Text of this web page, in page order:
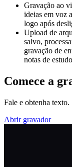
Gravação ao
ideias em voz
logo após
Upload de
salvo,
gravação de
notas de
Comece a
Fale e obtenha
Abrir gravador